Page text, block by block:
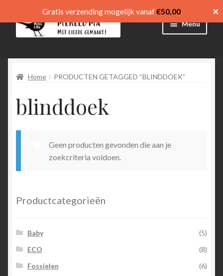
door
navigatie
direct
de
Menu
Afrekenen
Mijn account
Winkelmand
Home PRODUCTEN GETAGGED “BLINDDOEK”
blinddoek
Geen producten gevonden die aan je
zoekcriteria voldoen.
Productcategorieën
Baby
(5)
ECO
(8)
Fossielen
(6)
Gratis verzending mogelijk vanaf€50,00 ×